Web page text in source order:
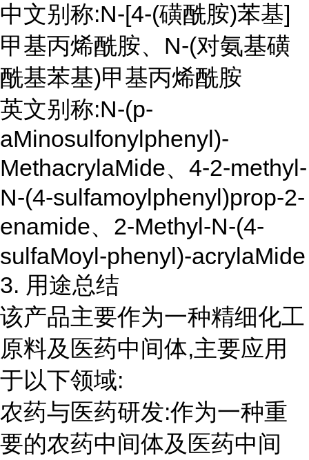
中文别称:N-[4-(磺酰胺)苯基]
甲基丙烯酰胺、N-(对氨基磺
酰基苯基)甲基丙烯酰胺
英文别称:N-(p-
aMinosulfonylphenyl)-
MethacrylaMide、4-2-methyl-
N-(4-sulfamoylphenyl)prop-2-
enamide、2-Methyl-N-(4-
sulfaMoyl-phenyl)-acrylaMide
3. 用途总结
该产品主要作为一种精细化工
原料及医药中间体,主要应用
于以下领域:
农药与医药研发:作为一种重
要的农药中间体及医药中间